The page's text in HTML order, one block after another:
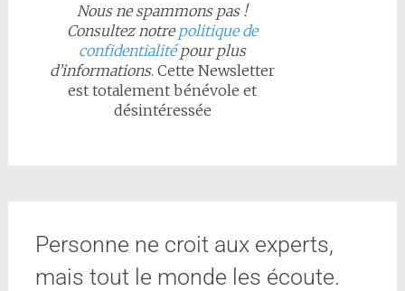
Nous ne spammons pas !
Consultez notrepolitique de
confidentialitépour plus
d’informations. Cette Newsletter
est totalement bénévole et
désintéressée
Personne ne croit aux experts,
mais tout le monde les écoute.